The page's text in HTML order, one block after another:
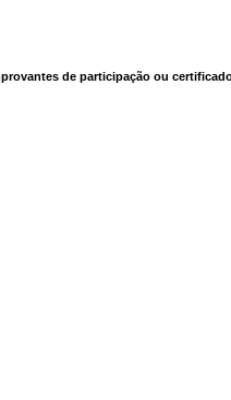
de participação ou